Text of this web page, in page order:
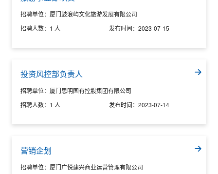
招聘单位： 厦门鼓浪屿文化旅游发展有限公司
招聘人数： 1 人 发布时间： 2023-07-15
投资风控部负责人
招聘单位： 厦门思明国有控股集团有限公司
招聘人数： 1 人 发布时间： 2023-07-14
营销企划
招聘单位： 厦门广悦建兴商业运营管理有限公司